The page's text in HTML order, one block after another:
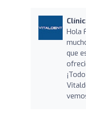
Hola
que